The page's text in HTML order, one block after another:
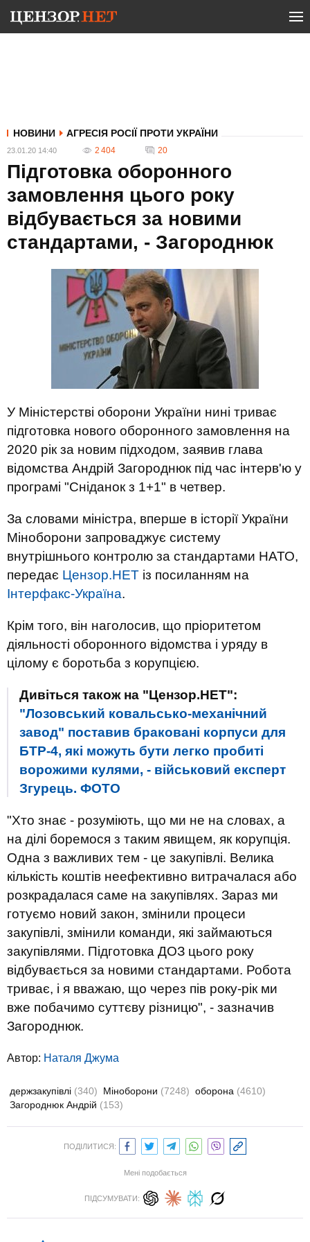
НОВИНИ АГРЕСІЯ РОСІЇ ПРОТИ УКРАЇНИ
23.01.20 14:40 2 404 20
Підготовка оборонного
замовлення цього року
відбувається за новими
стандартами, - Загороднюк
У Міністерстві оборони України нині триває
підготовка нового оборонного замовлення на
2020 рік за новим підходом, заявив глава
відомства Андрій Загороднюк під час інтерв'ю у
програмі "Сніданок з 1+1" в четвер.
За словами міністра, вперше в історії України
Міноборони запроваджує систему
внутрішнього контролю за стандартами НАТО,
передає Цензор.НЕТ із посиланням на
Інтерфакс-Україна.
Крім того, він наголосив, що пріоритетом
діяльності оборонного відомства і уряду в
цілому є боротьба з корупцією.
Дивіться також на "Цензор.НЕТ":
"Лозовський ковальсько-механічний
завод" поставив браковані корпуси для
БТР-4, які можуть бути легко пробиті
ворожими кулями, - військовий експерт
Згурець. ФОТО
"Хто знає - розуміють, що ми не на словах, а
на ділі боремося з таким явищем, як корупція.
Одна з важливих тем - це закупівлі. Велика
кількість коштів неефективно витрачалася або
розкрадалася саме на закупівлях. Зараз ми
готуємо новий закон, змінили процеси
закупівлі, змінили команди, які займаються
закупівлями. Підготовка ДОЗ цього року
відбувається за новими стандартами. Робота
триває, і я вважаю, що через пів року-рік ми
вже побачимо суттєву різницю", - зазначив
Загороднюк.
Автор: Наталя Джума
держзакупівлі (340) Міноборони (7248) оборона (4610)
Загороднюк Андрій (153)
ПОДІЛИТИСЯ:
Мені подобається
ПІДСУМУВАТИ: